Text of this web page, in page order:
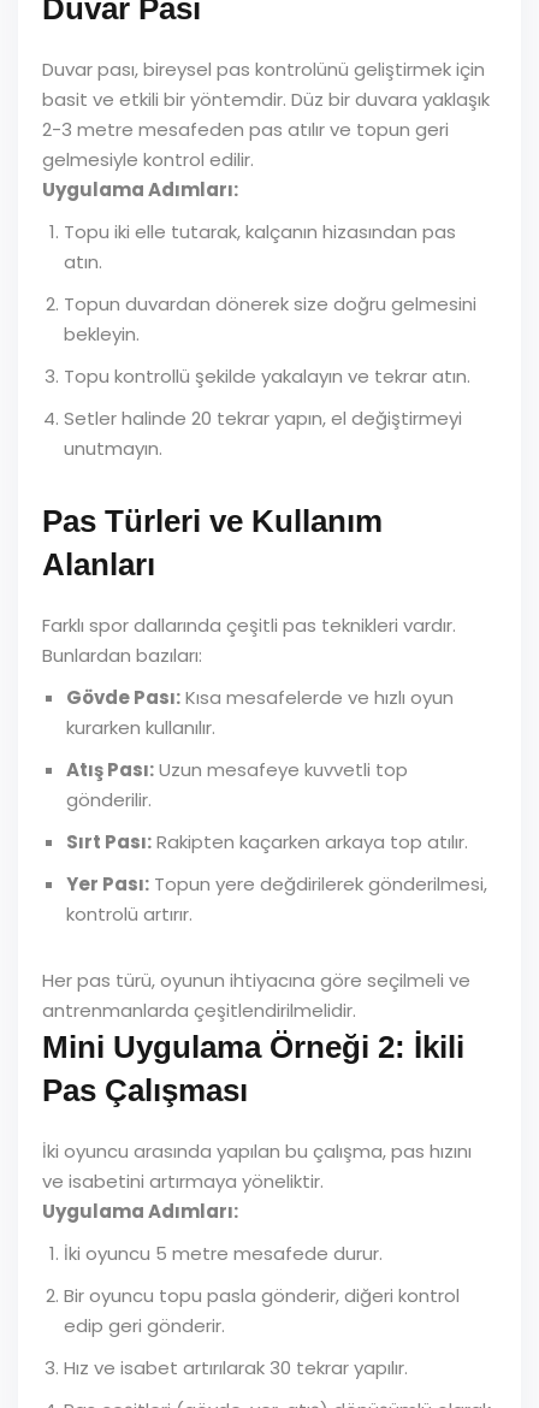
Duvar Pası
Duvar pası, bireysel pas kontrolünü geliştirmek için
basit ve etkili bir yöntemdir. Düz bir duvara yaklaşık
2-3 metre mesafeden pas atılır ve topun geri
gelmesiyle kontrol edilir.
Uygulama Adımları:
Topu iki elle tutarak, kalçanın hizasından pas
atın.
Topun duvardan dönerek size doğru gelmesini
bekleyin.
Topu kontrollü şekilde yakalayın ve tekrar atın.
Setler halinde 20 tekrar yapın, el değiştirmeyi
unutmayın.
Pas Türleri ve Kullanım
Alanları
Farklı spor dallarında çeşitli pas teknikleri vardır.
Bunlardan bazıları:
Gövde Pası:Kısa mesafelerde ve hızlı oyun
kurarken kullanılır.
Atış Pası:Uzun mesafeye kuvvetli top
gönderilir.
Sırt Pası:Rakipten kaçarken arkaya top atılır.
Yer Pası: Topun yere değdirilerek gönderilmesi,
kontrolü artırır.
Her pas türü, oyunun ihtiyacına göre seçilmeli ve
antrenmanlarda çeşitlendirilmelidir.
Mini Uygulama Örneği 2: İkili
Pas Çalışması
İki oyuncu arasında yapılan bu çalışma, pas hızını
ve isabetini artırmaya yöneliktir.
Uygulama Adımları:
İki oyuncu 5 metre mesafede durur.
Bir oyuncu topu pasla gönderir, diğeri kontrol
edip geri gönderir.
Hız ve isabet artırılarak 30 tekrar yapılır.